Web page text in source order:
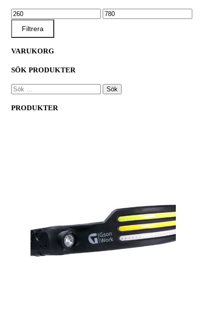
MIN
PRIS
MAX
Filtrera
VARUKORG
SÖK PRODUKTER
SÖK
PRODUKTER